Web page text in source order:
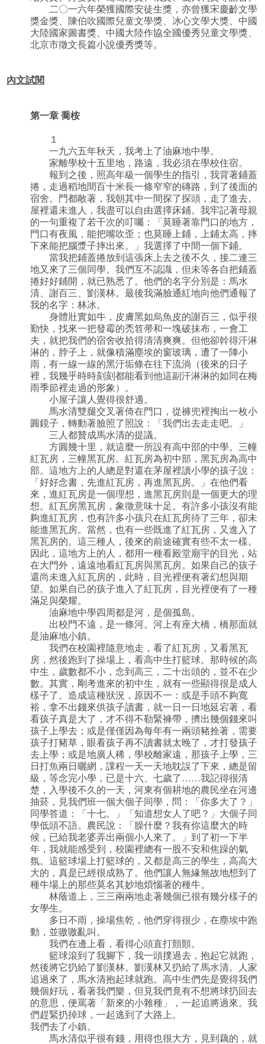
二〇一六年榮獲國際安徒生獎，亦曾獲宋慶齡文學
獎金獎、陳伯吹國際兒童文學獎、冰心文學大獎、中國
大陸國家圖書獎、中國大陸作協全國優秀兒童文學獎、
北京市徵文長篇小說優秀獎等。
內文試閱
第一章 喬桉
１
一九六五年秋天，我考上了油麻地中學。
家離學校十五里地，路遠，我必須在學校住宿。
報到之後，照高年級一個學生的指引，我背著鋪蓋
捲，走過稻地間百十米長一條窄窄的磚路，到了後面的
宿舍。門都敞著，我朝其中一間探了探頭，走了進去。
屋裡還未進人，我盡可以自由選擇床鋪。我牢記著母親
的一句重複了若干次的叮囑：「莫睡著靠門口的地方，
門口有夜風，能把嘴吹歪；也莫睡上鋪，上鋪太高，摔
下來能把腦漿子摔出來。」我選擇了中間一個下鋪。
當我把鋪蓋捲放到這張床上去之後不久，接二連三
地又來了三個同學。我們互不認識，但未等各自把鋪蓋
捲好好鋪開，就已熟悉了。他們的名字分別是：馬水
清、謝百三、劉漢林。最後我滿臉通紅地向他們通報了
我的名字：林冰。
身體壯實如牛，皮膚黑如烏魚皮的謝百三，似乎很
勤快，找來一把發霉的禿笤帚和一塊破抹布，一會工
夫，就把我們的宿舍收拾得清清爽爽。但他卻幹得汗淋
淋的，脖子上，就像積滿塵埃的窗玻璃，遭了一陣小
雨，有一線一線的黑汙垢條在往下流淌（後來的日子
裡，我幾乎時時刻刻都能看到他這副汗淋淋的如同在梅
雨季節裡走過的形象）。
小屋子讓人覺得很舒適。
馬水清雙腿交叉著倚在門口，從褲兜裡掏出一枚小
圓鏡子，轉動著臉照了照說：「我們出去走走吧。」
三人都贊成馬水清的提議。
方圓幾十里，就這麼一所設有高中部的中學。三幢
紅瓦房，三幢黑瓦房。紅瓦房為初中部，黑瓦房為高中
部。這地方上的人總是對還在茅屋裡讀小學的孩子說：
「好好念書，先進紅瓦房，再進黑瓦房。」在他們看
來，進紅瓦房是一個理想，進黑瓦房則是一個更大的理
想。紅瓦房黑瓦房，象徵意味十足。有許多小孩沒有能
夠進紅瓦房，也有許多小孩只在紅瓦房待了三年，卻未
能進黑瓦房。當然，也有一些既進了紅瓦房，又進入了
黑瓦房的。這三種人，後來的前途確實有些不太一樣。
因此，這地方上的人，都用一種看殿堂廟宇的目光，站
在大門外，遠遠地看紅瓦房與黑瓦房。如果自己的孩子
還尚未進入紅瓦房的，此時，目光裡便有著幻想與期
望。如果自己的孩子進入了紅瓦房，目光裡便有了一種
滿足與榮耀。
油麻地中學四周都是河，是個孤島。
出校門不遠，是一條河。河上有座大橋，橋那面就
是油麻地小鎮。
我們在校園裡隨意地走，看了紅瓦房，又看黑瓦
房，然後跑到了操場上，看高中生打籃球。那時候的高
中生，歲數都不小，念到高三，二十出頭的，並不在少
數。其實，剛考進來的初中生，就有一些顯得很是成人
樣子了。造成這種狀況，原因不一：或是手頭不夠寬
裕，拿不出錢來供孩子讀書，就一日一日地延宕著，看
看孩子真是大了，才不得不勒緊褲帶，擠出幾個錢來叫
孩子上學去；或是僅僅因為每年有一兩頭豬拴著，需要
孩子打豬草，眼看孩子再不讀書就太晚了，才打發孩子
去上學；或是地廣人稀，學校離家遠，那孩子上學，三
日打魚兩日曬網，課程一天一天地耽誤了下來，總是留
級，等念完小學，已是十六、七歲了……我記得很清
楚，入學後不久的一天，河東有個耕地的農民坐在河邊
抽菸，見我們班一個大個子同學，問：「你多大了？」
同學答道：「十七。」「知道想女人了吧？」大個子同
學低頭不語。農民說：「臊什麼？我有你這麼大的時
候，已給我老婆弄出兩個小人來了。」到了初一下半
年，我就能感受到，校園裡總有一股不安和焦躁的氣
氛。這籃球場上打籃球的，又都是高三的學生，高高大
大的，真是已經很成熟了。他們讓人無緣無故地想到了
種牛場上的那些莫名其妙地煩惱著的種牛。
林蔭道上，三三兩兩地走著幾個已很有幾分樣子的
女學生。
多日不雨，操場焦乾，他們穿得很少，在塵埃中跑
動，並嗷嗷亂叫。
我們在邊上看，看得心頭直打顫顫。
籃球滾到了我腳下，我一頭撲過去，抱起它就跑，
然後將它扔給了劉漢林。劉漢林又扔給了馬水清。人家
追過來了，馬水清抱起球就跑。高中生們先是覺得我們
幾個好玩，看著我們樂，但見我們竟有不想將球扔回去
的意思，便罵著「新來的小雜種」，一起追將過來。我
們趕緊扔掉球，一起逃到了大路上。
我們去了小鎮。
馬水清似乎很有錢，用得也很大方，見到藕的，就